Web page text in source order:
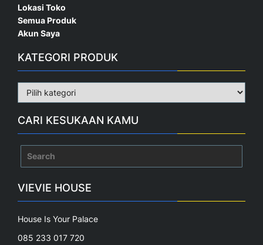
Lokasi Toko
Semua Produk
Akun Saya
KATEGORI PRODUK
CARI KESUKAAN KAMU
VIEVIE HOUSE
House Is Your Palace
085 233 017 720